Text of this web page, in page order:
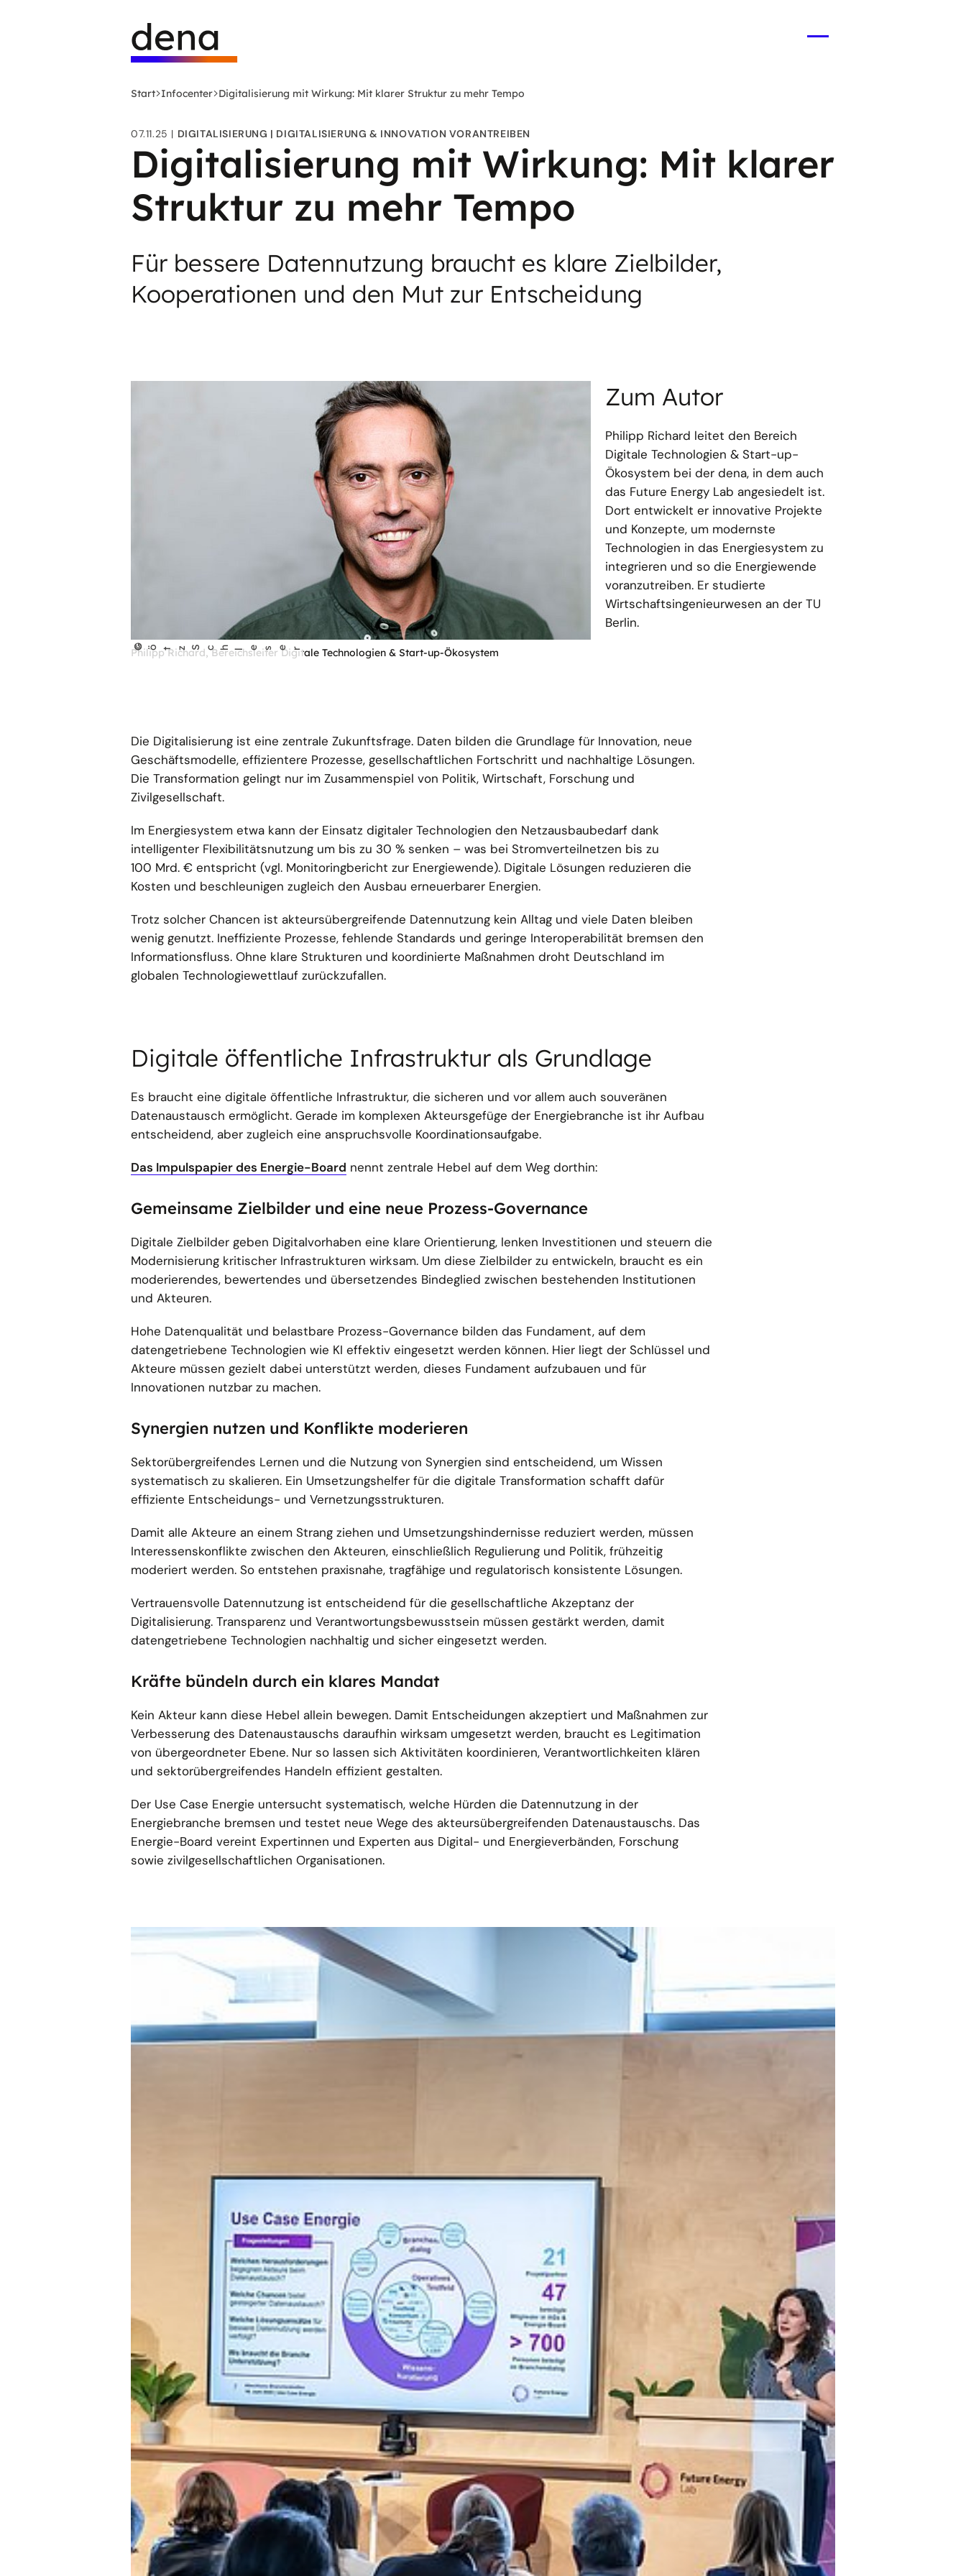
Deutsche
Energie-
Agentur
-
Startseite
Start Infocenter Digitalisierung mit Wirkung: Mit klarer Struktur zu mehr Tempo
07.11.25 DIGITALISIERUNG DIGITALISIERUNG & INNOVATION VORANTREIBEN
Digitalisierung mit Wirkung: Mit klarer
Struktur zu mehr Tempo
Für bessere Datennutzung braucht es klare Zielbilder,
Kooperationen und den Mut zur Entscheidung
©
Gö tz Sch l eser
Philipp Richard, Bereichsleiter Digitale Technologien & Start-up-Ökosystem
Zum Autor
Philipp Richard leitet den Bereich
Digitale Technologien & Start-up-
Ökosystem bei der dena, in dem auch
das Future Energy Lab angesiedelt ist.
Dort entwickelt er innovative Projekte
und Konzepte, um modernste
Technologien in das Energiesystem zu
integrieren und so die Energiewende
voranzutreiben. Er studierte
Wirtschaftsingenieurwesen an der TU
Berlin.
Die Digitalisierung ist eine zentrale Zukunftsfrage. Daten bilden die Grundlage für Innovation, neue
Geschäftsmodelle, effizientere Prozesse, gesellschaftlichen Fortschritt und nachhaltige Lösungen.
Die Transformation gelingt nur im Zusammenspiel von Politik, Wirtschaft, Forschung und
Zivilgesellschaft.
Im Energiesystem etwa kann der Einsatz digitaler Technologien den Netzausbaubedarf dank
intelligenter Flexibilitätsnutzung um bis zu 30 % senken – was bei Stromverteilnetzen bis zu
100 Mrd. € entspricht (vgl. Monitoringbericht zur Energiewende). Digitale Lösungen reduzieren die
Kosten und beschleunigen zugleich den Ausbau erneuerbarer Energien.
Trotz solcher Chancen ist akteursübergreifende Datennutzung kein Alltag und viele Daten bleiben
wenig genutzt. Ineffiziente Prozesse, fehlende Standards und geringe Interoperabilität bremsen den
Informationsfluss. Ohne klare Strukturen und koordinierte Maßnahmen droht Deutschland im
globalen Technologiewettlauf zurückzufallen.
Digitale öffentliche Infrastruktur als Grundlage
Es braucht eine digitale öffentliche Infrastruktur, die sicheren und vor allem auch souveränen
Datenaustausch ermöglicht. Gerade im komplexen Akteursgefüge der Energiebranche ist ihr Aufbau
entscheidend, aber zugleich eine anspruchsvolle Koordinationsaufgabe.
Das Impulspapier des Energie-Board nennt zentrale Hebel auf dem Weg dorthin:
Gemeinsame Zielbilder und eine neue Prozess-Governance
Digitale Zielbilder geben Digitalvorhaben eine klare Orientierung, lenken Investitionen und steuern die
Modernisierung kritischer Infrastrukturen wirksam. Um diese Zielbilder zu entwickeln, braucht es ein
moderierendes, bewertendes und übersetzendes Bindeglied zwischen bestehenden Institutionen
und Akteuren.
Hohe Datenqualität und belastbare Prozess-Governance bilden das Fundament, auf dem
datengetriebene Technologien wie KI effektiv eingesetzt werden können. Hier liegt der Schlüssel und
Akteure müssen gezielt dabei unterstützt werden, dieses Fundament aufzubauen und für
Innovationen nutzbar zu machen.
Synergien nutzen und Konflikte moderieren
Sektorübergreifendes Lernen und die Nutzung von Synergien sind entscheidend, um Wissen
systematisch zu skalieren. Ein Umsetzungshelfer für die digitale Transformation schafft dafür
effiziente Entscheidungs- und Vernetzungsstrukturen.
Damit alle Akteure an einem Strang ziehen und Umsetzungshindernisse reduziert werden, müssen
Interessenskonflikte zwischen den Akteuren, einschließlich Regulierung und Politik, frühzeitig
moderiert werden. So entstehen praxisnahe, tragfähige und regulatorisch konsistente Lösungen.
Vertrauensvolle Datennutzung ist entscheidend für die gesellschaftliche Akzeptanz der
Digitalisierung. Transparenz und Verantwortungsbewusstsein müssen gestärkt werden, damit
datengetriebene Technologien nachhaltig und sicher eingesetzt werden.
Kräfte bündeln durch ein klares Mandat
Kein Akteur kann diese Hebel allein bewegen. Damit Entscheidungen akzeptiert und Maßnahmen zur
Verbesserung des Datenaustauschs daraufhin wirksam umgesetzt werden, braucht es Legitimation
von übergeordneter Ebene. Nur so lassen sich Aktivitäten koordinieren, Verantwortlichkeiten klären
und sektorübergreifendes Handeln effizient gestalten.
Der Use Case Energie untersucht systematisch, welche Hürden die Datennutzung in der
Energiebranche bremsen und testet neue Wege des akteursübergreifenden Datenaustauschs. Das
Energie-Board vereint Expertinnen und Experten aus Digital- und Energieverbänden, Forschung
sowie zivilgesellschaftlichen Organisationen.